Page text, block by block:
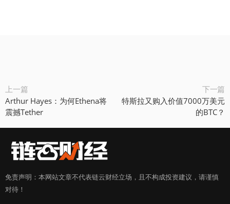
上一篇
Arthur Hayes：为何Ethena将
震撼Tether
下一篇
特斯拉又购入价值7000万美元
的BTC？
免责声明：本网站文章不代表链云财经立场，且不构成投资建议，请谨慎
对待！